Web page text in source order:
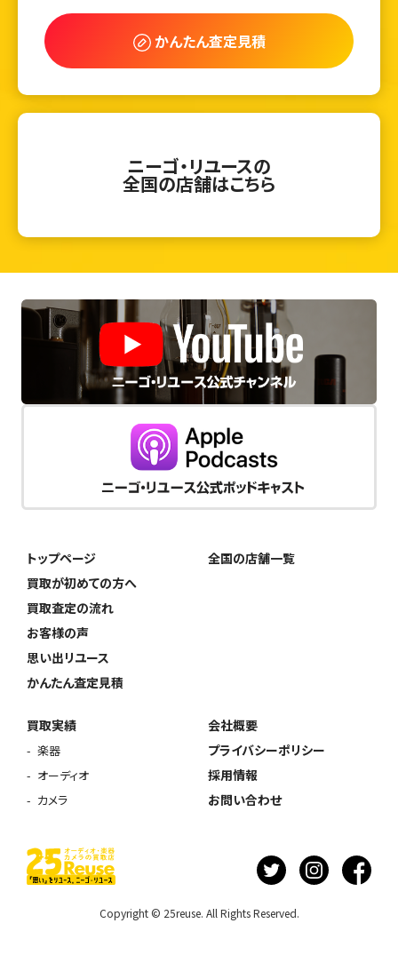
かんたん査定見積
ニーゴ・リユースの
全国の店舗はこちら
トップページ
買取が初めての方へ
買取査定の流れ
お客様の声
思い出リユース
かんたん査定見積
全国の店舗一覧
買取実績
楽器
オーディオ
カメラ
会社概要
プライバシーポリシー
採用情報
お問い合わせ
Copyright © 25reuse. All Rights Reserved.